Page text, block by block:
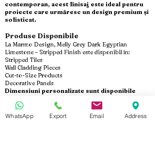
contemporan, acest finisaj este ideal pentru
proiecte care urmăresc un design premium și
sofisticat.
Produse Disponibile
La Marmo Design, Melly Grey Dark Egyptian
Limestone – Stripped Finish este disponibil în:
Stripped Tiles
Wall Cladding Pieces
Cut-to-Size Products
Decorative Panels
Dimensiuni personalizate sunt disponibile
Export & Producție Personalizată
WhatsApp Export Email Address